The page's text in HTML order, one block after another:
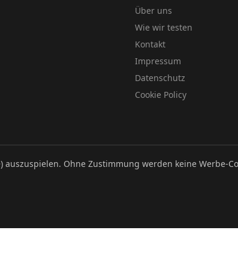
Über uns
Wie wir testen
Kontakt
Impressum
Datenschutz
Cookie Policy
Ohne Zustimmung werden keine Werbe-